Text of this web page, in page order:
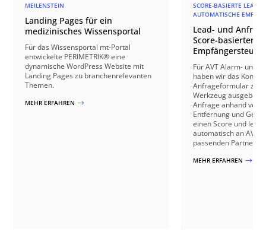
MEILENSTEIN
Landing Pages für ein
medizinisches Wissensportal
Für das Wissensportal mt-Portal
entwickelte PERIMETRIK® eine
dynamische WordPress Website mit
Landing Pages zu branchenrelevanten
Themen.
MEHR ERFAHREN $
SCORE-BASIERTE LEAD-
AUTOMATISCHE
Lead- und
Score-basierter
Für AVT Alarm- und
haben wir das
Anfrageformular zu
Werkzeug
Anfrage anhand von
Entfernung und
einen Score und
automatisch an AVT
passenden
MEHR ERFAHREN $